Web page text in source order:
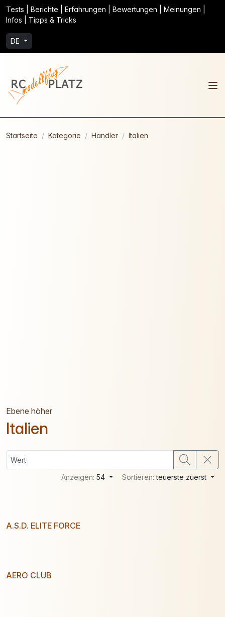
Tests | Berichte | Erfahrungen | Bewertungen | Meinungen |
Infos | Tipps & Tricks
DE
Startseite Kategorie Händler Italien
Ebene höher
Italien
Anzeigen:54 Sortieren:teuerste zuerst
A.S.D. ELITE FORCE
AERO CLUB